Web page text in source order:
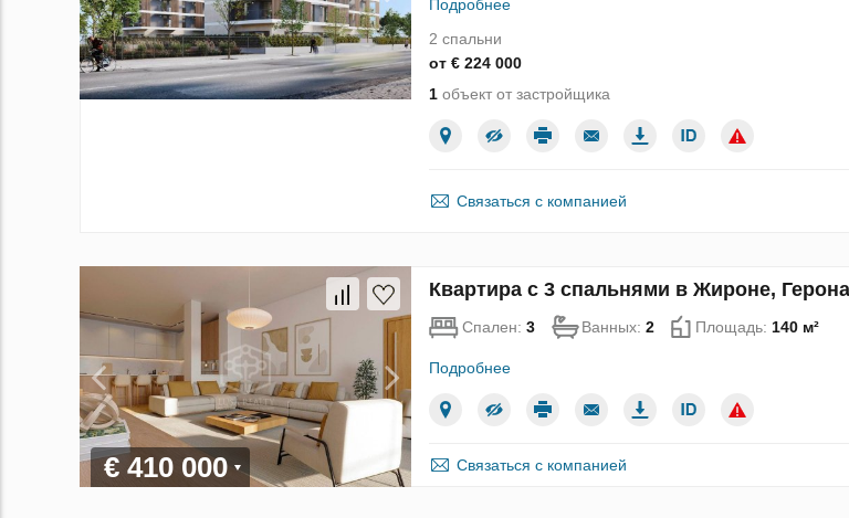
Подробнее
2 спальни
от € 224 000
1объект от застройщика
Связаться с компанией
€ 410 000
Квартира с 3 спальнями в Жироне,
Спален: 3 Ванных: 2 Площадь: 140 м²
Подробнее
Связаться с компанией